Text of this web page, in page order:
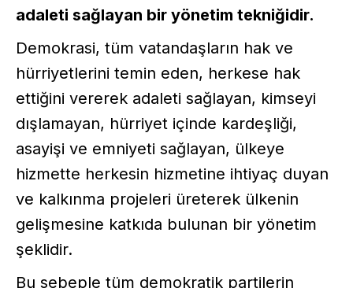
adaleti sağlayan bir yönetim tekniğidir.
Demokrasi, tüm vatandaşların hak ve
hürriyetlerini temin eden, herkese hak
ettiğini vererek adaleti sağlayan, kimseyi
dışlamayan, hürriyet içinde kardeşliği,
asayişi ve emniyeti sağlayan, ülkeye
hizmette herkesin hizmetine ihtiyaç duyan
ve kalkınma projeleri üreterek ülkenin
gelişmesine katkıda bulunan bir yönetim
şeklidir.
Bu sebeple tüm demokratik partilerin